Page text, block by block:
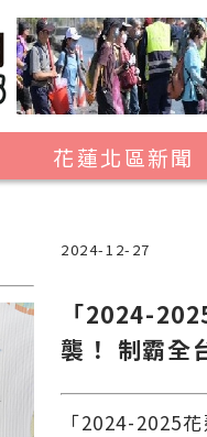
花蓮北區新聞
吉安鄉
秀林鄉
2024-12-27
「2024-
襲！ 制霸全
「2024-2025